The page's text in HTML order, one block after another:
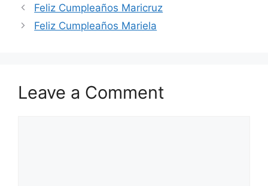
Feliz Cumpleaños Maricruz
Feliz Cumpleaños Mariela
Leave a Comment